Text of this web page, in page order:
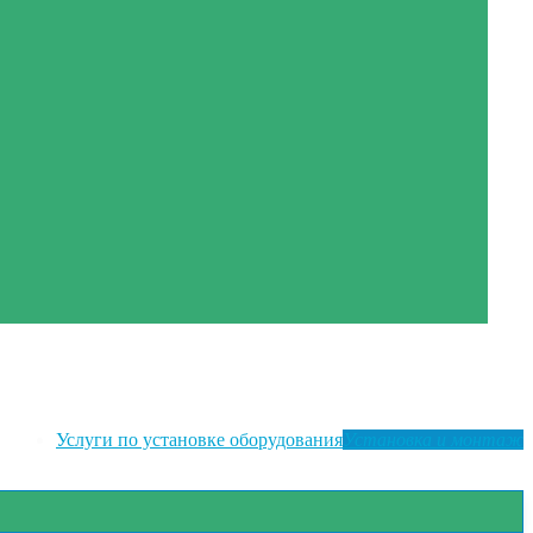
Услуги по установке оборудования